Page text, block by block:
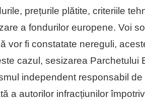
prețurile plătite, criteriile
a fondurilor europene. Voi
vor fi constatate nereguli,
cazul, sesizarea Parchetului
independent responsabil
a autorilor infracțiunilor